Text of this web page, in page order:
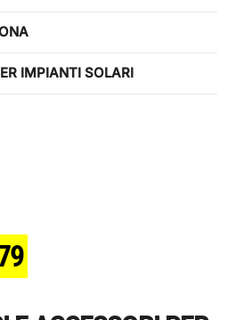
IMPIANTI SOLARI